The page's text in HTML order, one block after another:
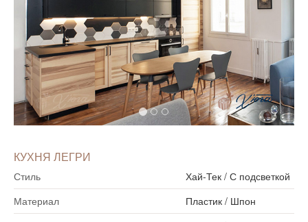
КУХНЯ ЛЕГРИ
Стиль Хай-Тек/ С подсветкой
Материал
Пластик/ Шпон